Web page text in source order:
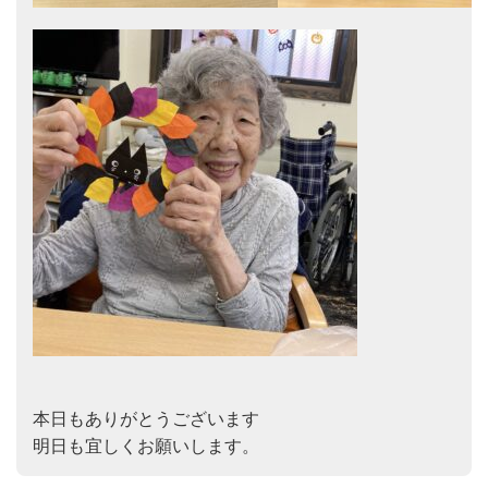
本日もありがとうございます
明日も宜しくお願いします。